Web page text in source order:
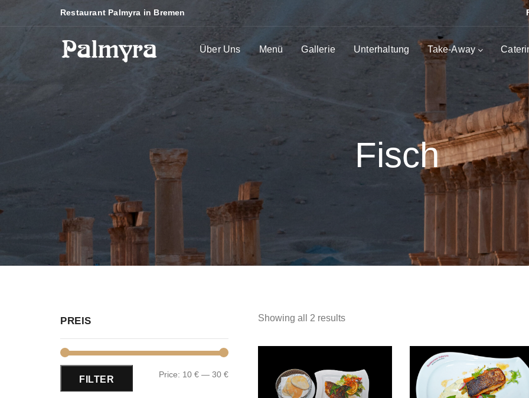
Restaurant Palmyra in Bremen
Über Uns Menü Gallerie Unterhaltung Take-Away
Fisch
Showing all 2 results
PREIS
FILTER Price: 10 € — 30 €